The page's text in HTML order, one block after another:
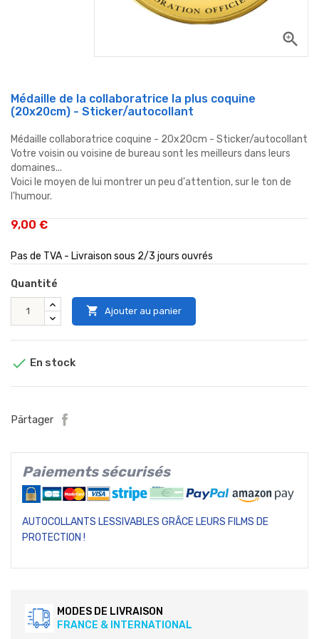
zoom_in
Médaille de la collaboratrice la plus coquine
(20x20cm) - Sticker/autocollant
Médaille collaboratrice coquine - 20x20cm - Sticker/autocollant
Votre voisin ou voisine de bureau sont les meilleurs dans leurs
domaines...
Voici le moyen de lui montrer un peu d'attention, sur le ton de
l'humour.
9,00 €
Pas de TVA - Livraison sous 2/3 jours ouvrés
Quantité
 Ajouter au panier
 En stock
Pärtager
Paiements sécurisés
AUTOCOLLANTS LESSIVABLES GRÂCE LEURS FILMS DE
PROTECTION !
MODES DE LIVRAISON
FRANCE & INTERNATIONAL